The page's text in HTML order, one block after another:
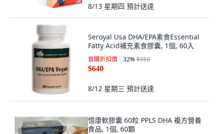
8/13 星期四 預計送達
Seroyal Usa DHA/EPA素食Essential
Fatty Acid補充素食膠囊, 1個, 60入
首購折扣價 32%$950
$640
8/12 星期三 預計送達
憶康軟膠囊 60粒 PPLS DHA 複方營養
食品, 1個, 60顆